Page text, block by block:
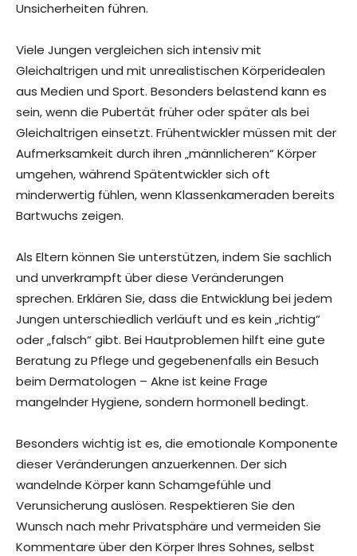
Unsicherheiten führen.
Viele Jungen vergleichen sich intensiv mit
Gleichaltrigen und mit unrealistischen Körperidealen
aus Medien und Sport. Besonders belastend kann es
sein, wenn die Pubertät früher oder später als bei
Gleichaltrigen einsetzt. Frühentwickler müssen mit der
Aufmerksamkeit durch ihren „männlicheren“ Körper
umgehen, während Spätentwickler sich oft
minderwertig fühlen, wenn Klassenkameraden bereits
Bartwuchs zeigen.
Als Eltern können Sie unterstützen, indem Sie sachlich
und unverkrampft über diese Veränderungen
sprechen. Erklären Sie, dass die Entwicklung bei jedem
Jungen unterschiedlich verläuft und es kein „richtig“
oder „falsch“ gibt. Bei Hautproblemen hilft eine gute
Beratung zu Pflege und gegebenenfalls ein Besuch
beim Dermatologen – Akne ist keine Frage
mangelnder Hygiene, sondern hormonell bedingt.
Besonders wichtig ist es, die emotionale Komponente
dieser Veränderungen anzuerkennen. Der sich
wandelnde Körper kann Schamgefühle und
Verunsicherung auslösen. Respektieren Sie den
Wunsch nach mehr Privatsphäre und vermeiden Sie
Kommentare über den Körper Ihres Sohnes, selbst